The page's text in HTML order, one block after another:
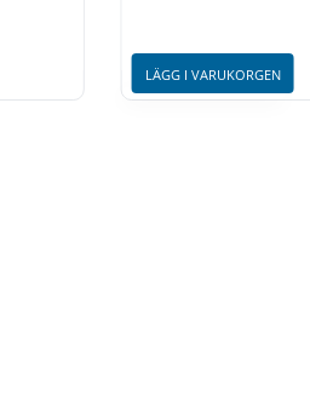
LÄGG I VARUKORGEN